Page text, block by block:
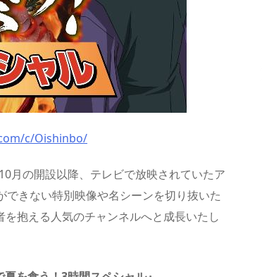
c/Oishinbo/
月の開設以降、テレビで放映されていたア
きない特別映像や名シーンを切り抜いた
抱える人気のチャンネルへと成長いたし